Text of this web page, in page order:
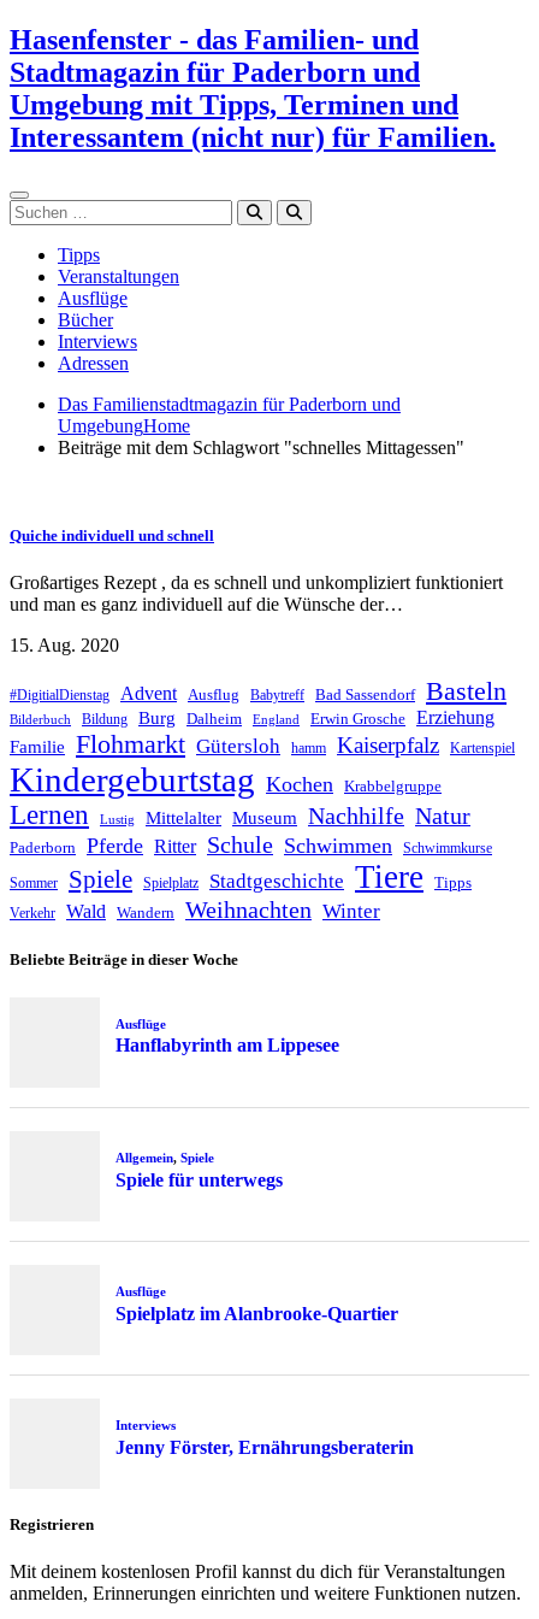
Zum
Inhalt
springen
Hasenfenster - das Familien- und
Stadtmagazin für Paderborn und
Umgebung mit Tipps, Terminen und
Interessantem (nicht nur) für Familien.
Suchen
Tipps
Veranstaltungen
Ausflüge
Bücher
Interviews
Adressen
Das Familienstadtmagazin für Paderborn und
UmgebungHome
Beiträge mit dem Schlagwort "schnelles Mittagessen"
Quiche individuell und schnell
Großartiges Rezept , da es schnell und unkompliziert funktioniert
und man es ganz individuell auf die Wünsche der…
15. Aug. 2020
#DigitialDienstag Advent Ausflug Babytreff Bad Sassendorf Basteln
Bilderbuch Bildung Burg Dalheim England Erwin Grosche Erziehung
Familie Flohmarkt Gütersloh hamm Kaiserpfalz Kartenspiel
Kindergeburtstag Kochen Krabbelgruppe
Lernen Lustig Mittelalter Museum Nachhilfe Natur
Paderborn Pferde Ritter Schule Schwimmen Schwimmkurse
Sommer Spiele Spielplatz Stadtgeschichte Tiere Tipps
Verkehr Wald Wandern Weihnachten Winter
Beliebte Beiträge in dieser Woche
Ausflüge
Hanflabyrinth am Lippesee
Allgemein, Spiele
Spiele für unterwegs
Ausflüge
Spielplatz im Alanbrooke-Quartier
Interviews
Jenny Förster, Ernährungsberaterin
Registrieren
Mit deinem kostenlosen Profil kannst du dich für Veranstaltungen
anmelden, Erinnerungen einrichten und weitere Funktionen nutzen.